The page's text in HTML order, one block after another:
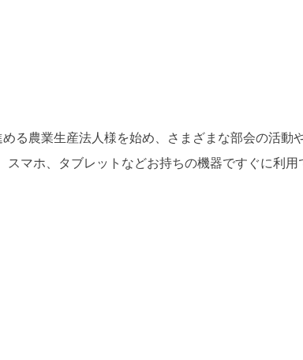
る農業生産法人様を始め、さまざまな部会の活動
マホ、タブレットなどお持ちの機器ですぐに利